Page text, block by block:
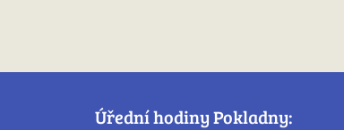
Úřední hodiny Pokladny: